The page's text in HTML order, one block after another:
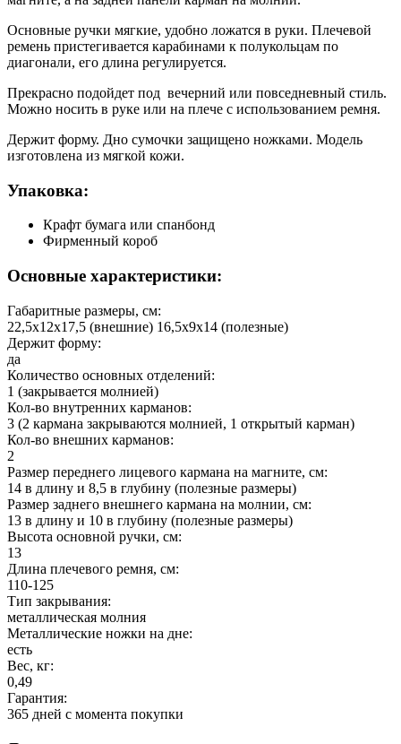
Основные ручки мягкие, удобно ложатся в руки. Плечевой
ремень пристегивается карабинами к полукольцам по
диагонали, его длина регулируется.
Прекрасно подойдет под вечерний или повседневный стиль.
Можно носить в руке или на плече с использованием ремня.
Держит форму. Дно сумочки защищено ножками. Модель
изготовлена из мягкой кожи.
Упаковка:
Крафт бумага или спанбонд
Фирменный короб
Основные характеристики:
Габаритные размеры, см:
22,5х12х17,5 (внешние) 16,5х9х14 (полезные)
Держит форму:
да
Количество основных отделений:
1 (закрывается молнией)
Кол-во внутренних карманов:
3 (2 кармана закрываются молнией, 1 открытый карман)
Кол-во внешних карманов:
2
Размер переднего лицевого кармана на магните, см:
14 в длину и 8,5 в глубину (полезные размеры)
Размер заднего внешнего кармана на молнии, см:
13 в длину и 10 в глубину (полезные размеры)
Высота основной ручки, см:
13
Длина плечевого ремня, см:
110-125
Тип закрывания:
металлическая молния
Металлические ножки на дне:
есть
Вес, кг:
0,49
Гарантия:
365 дней c момента покупки